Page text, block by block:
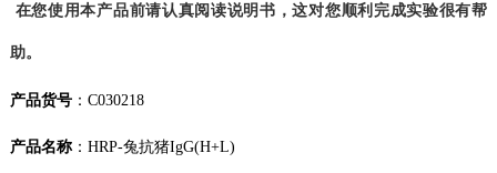
在您使用本产品前请认真阅读说明书，这对您顺利完成实验很有帮
助。
产品货号： C030218
产品名称： HRP-兔抗猪IgG(H+L)